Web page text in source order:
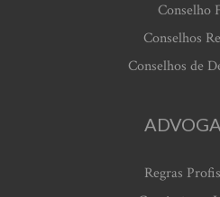
Conselho
Conselhos
Conselhos de
Regras